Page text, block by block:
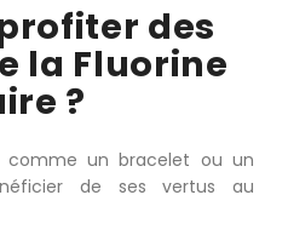
des
la Fluorine
?
comme un bracelet ou un
de ses vertus au